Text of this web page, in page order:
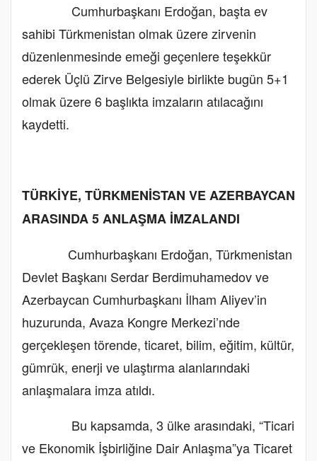
Cumhurbaşkanı Erdoğan, başta ev
sahibi Türkmenistan olmak üzere zirvenin
düzenlenmesinde emeği geçenlere teşekkür
ederek Üçlü Zirve Belgesiyle birlikte bugün 5+1
olmak üzere 6 başlıkta imzaların atılacağını
kaydetti.
TÜRKİYE, TÜRKMENİSTAN VE AZERBAYCAN
ARASINDA 5 ANLAŞMA İMZALANDI
Cumhurbaşkanı Erdoğan, Türkmenistan
Devlet Başkanı Serdar Berdimuhamedov ve
Azerbaycan Cumhurbaşkanı İlham Aliyev’in
huzurunda, Avaza Kongre Merkezi’nde
gerçekleşen törende, ticaret, bilim, eğitim, kültür,
gümrük, enerji ve ulaştırma alanlarındaki
anlaşmalara imza atıldı.
Bu kapsamda, 3 ülke arasındaki, “Ticari
ve Ekonomik İşbirliğine Dair Anlaşma”ya Ticaret